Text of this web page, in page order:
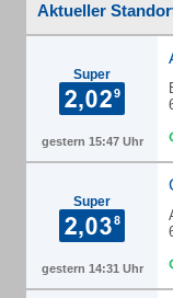
Aktueller
Super
gestern 15:47 Uhr
Super
gestern 14:31 Uhr